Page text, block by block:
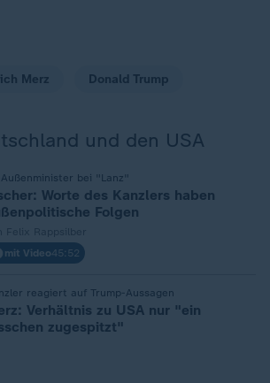
Merz Donald Trump
und den USA
Außenminister bei "Lanz"
Worte des Kanzlers haben
Folgen
mit Video45:52
reagiert auf Trump-Aussagen
Verhältnis zu USA nur "ein
zugespitzt"